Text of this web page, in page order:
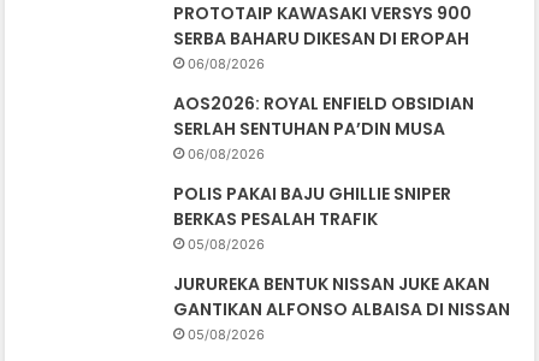
PROTOTAIP KAWASAKI VERSYS 900
SERBA BAHARU DIKESAN DI EROPAH
06/08/2026
AOS2026: ROYAL ENFIELD OBSIDIAN
SERLAH SENTUHAN PA’DIN MUSA
06/08/2026
POLIS PAKAI BAJU GHILLIE SNIPER
BERKAS PESALAH TRAFIK
05/08/2026
JURUREKA BENTUK NISSAN JUKE AKAN
GANTIKAN ALFONSO ALBAISA DI NISSAN
05/08/2026